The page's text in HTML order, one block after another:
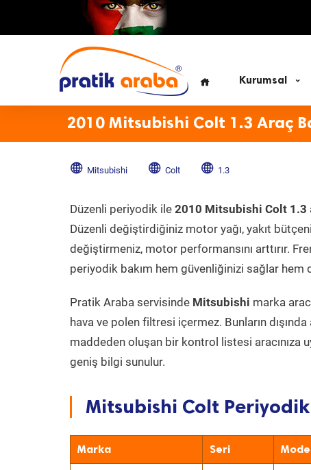
Kurumsal
2010 Mitsubishi Colt 1.3 Araç
Mitsubishi Colt 1.3
Düzenli periyodik ile 2010 Mitsubishi Colt 1.3
Düzenli değiştirdiğiniz motor yağı, yakıt
değiştirmeniz, motor performansını arttırır.
periyodik bakım hem güvenliğinizi sağlar hem
Pratik Araba servisinde Mitsubishi marka
hava ve polen filtresi içermez. Bunların
maddeden oluşan bir kontrol listesi aracınıza
geniş bilgi sunulur.
Mitsubishi Colt Periyodik
Marka Seri